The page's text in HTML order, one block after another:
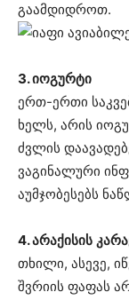
გაამდიდროთ.
3. იოგურტი
ერთ-ერთი
ხელს, არის
ძვლის
ვაგინალური
აუმჯობესებს
4. არაქისის
თხილი, ასევე,
შვრიის ფაფას